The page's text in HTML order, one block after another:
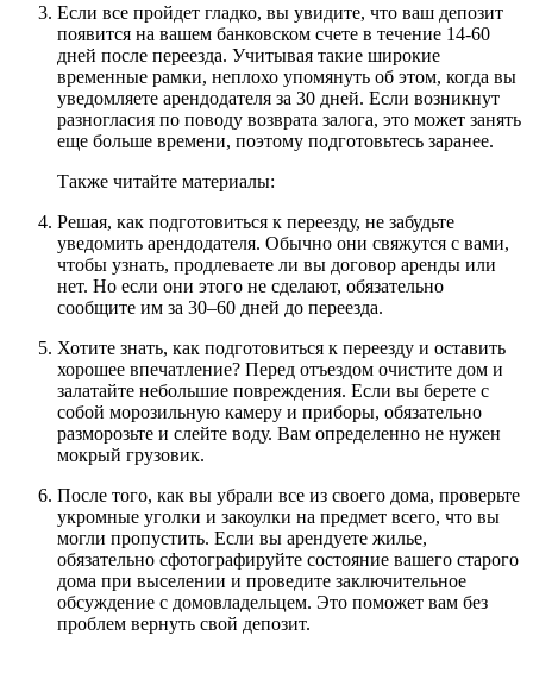
Если все пройдет гладко, вы увидите, что ваш депозит
появится на вашем банковском счете в течение 14-60
дней после переезда. Учитывая такие широкие
временные рамки, неплохо упомянуть об этом, когда вы
уведомляете арендодателя за 30 дней. Если возникнут
разногласия по поводу возврата залога, это может занять
еще больше времени, поэтому подготовьтесь заранее.
Также читайте материалы:
Решая, как подготовиться к переезду, не забудьте
уведомить арендодателя. Обычно они свяжутся с вами,
чтобы узнать, продлеваете ли вы договор аренды или
нет. Но если они этого не сделают, обязательно
сообщите им за 30–60 дней до переезда.
Хотите знать, как подготовиться к переезду и оставить
хорошее впечатление? Перед отъездом очистите дом и
залатайте небольшие повреждения. Если вы берете с
собой морозильную камеру и приборы, обязательно
разморозьте и слейте воду. Вам определенно не нужен
мокрый грузовик.
После того, как вы убрали все из своего дома, проверьте
укромные уголки и закоулки на предмет всего, что вы
могли пропустить. Если вы арендуете жилье,
обязательно сфотографируйте состояние вашего старого
дома при выселении и проведите заключительное
обсуждение с домовладельцем. Это поможет вам без
проблем вернуть свой депозит.